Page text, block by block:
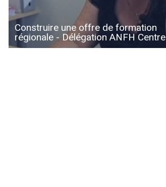
Construire une offre de formation
régionale - Délégation ANFH Centre